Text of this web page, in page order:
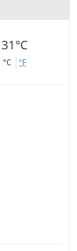
31°C
°C °F